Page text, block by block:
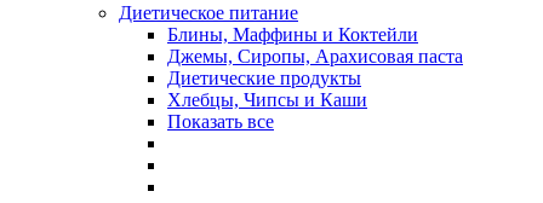
Диетическое питание
Блины, Маффины и Коктейли
Джемы, Сиропы, Арахисовая паста
Диетические продукты
Хлебцы, Чипсы и Каши
Показать все